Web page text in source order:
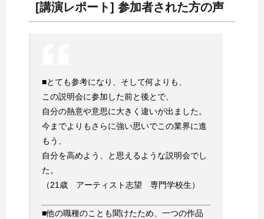
[講演レポート] 参加者された方の声
■とても参考になり、そして何よりも、
この説明会に参加した前と後とで、
自分の熱意や意思に大きく違いが出ました。
今までよりもさらに強い思いでこの業界に進
もう、
自分を高めよう、と思えるような説明会でし
た。
（21歳 アーティスト志望 専門学校生）
■他の職種のことも聞けたため、一つの作品